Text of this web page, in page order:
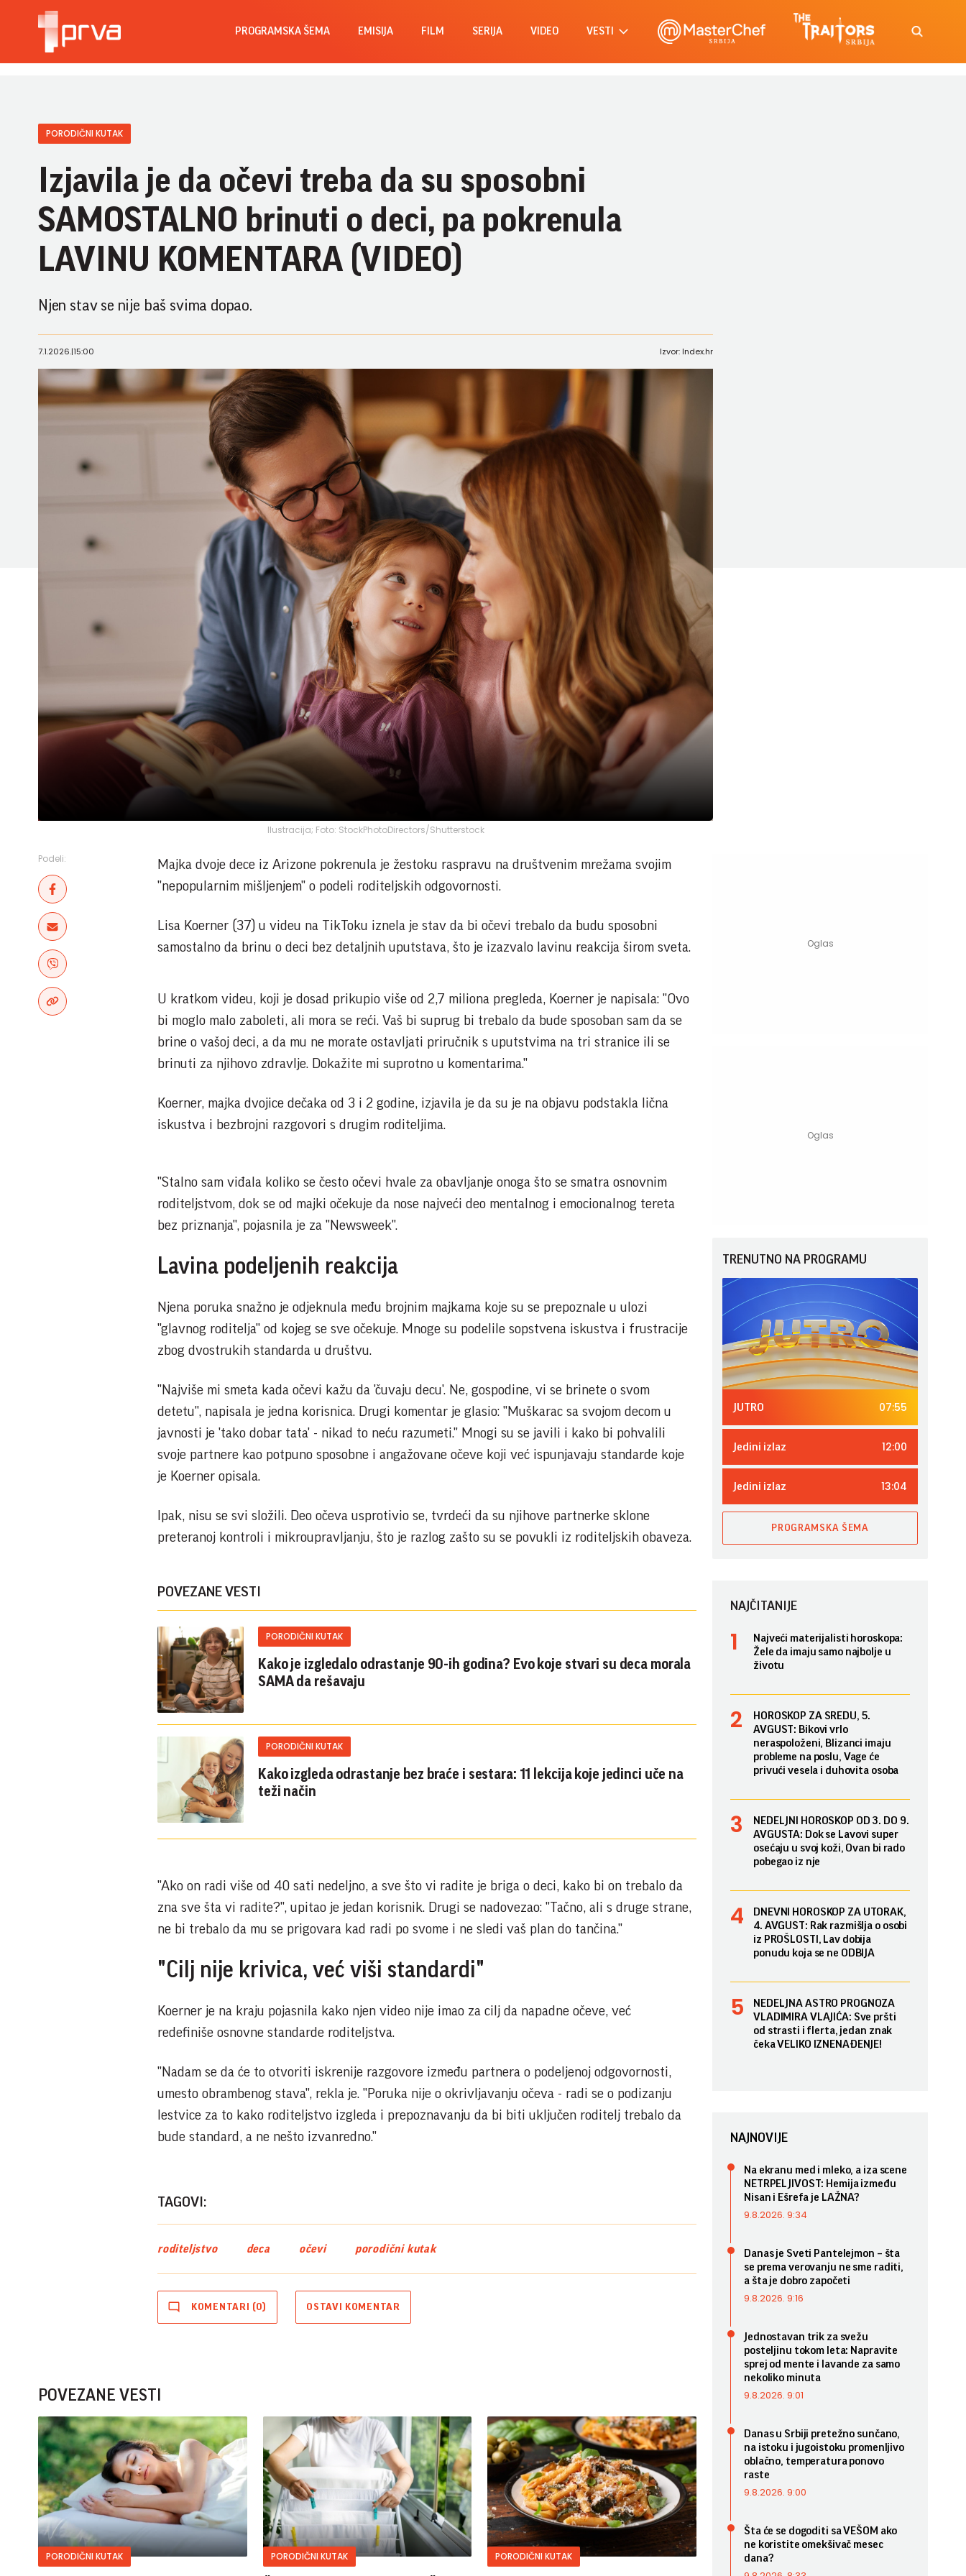
PROGRAMSKA ŠEMA EMISIJA FILM SERIJA VIDEO VESTI
PORODIČNI KUTAK
Izjavila je da očevi treba da su sposobni
SAMOSTALNO brinuti o deci, pa pokrenula
LAVINU KOMENTARA (VIDEO)
Njen stav se nije baš svima dopao.
Ilustracija; Foto: StockPhotoDirectors/Shutterstock
7.1.2026.|15:00 Izvor: Index.hr
Podeli:
Majka dvoje dece iz Arizone pokrenula je žestoku raspravu na društvenim mrežama svojim
"nepopularnim mišljenjem" o podeli roditeljskih odgovornosti.
Lisa Koerner (37) u videu na TikToku iznela je stav da bi očevi trebalo da budu sposobni
samostalno da brinu o deci bez detaljnih uputstava, što je izazvalo lavinu reakcija širom sveta.
U kratkom videu, koji je dosad prikupio više od 2,7 miliona pregleda, Koerner je napisala: "Ovo
bi moglo malo zaboleti, ali mora se reći. Vaš bi suprug bi trebalo da bude sposoban sam da se
brine o vašoj deci, a da mu ne morate ostavljati priručnik s uputstvima na tri stranice ili se
brinuti za njihovo zdravlje. Dokažite mi suprotno u komentarima."
Koerner, majka dvojice dečaka od 3 i 2 godine, izjavila je da su je na objavu podstakla lična
iskustva i bezbrojni razgovori s drugim roditeljima.
"Stalno sam viđala koliko se često očevi hvale za obavljanje onoga što se smatra osnovnim
roditeljstvom, dok se od majki očekuje da nose najveći deo mentalnog i emocionalnog tereta
bez priznanja", pojasnila je za "Newsweek".
Lavina podeljenih reakcija
Njena poruka snažno je odjeknula među brojnim majkama koje su se prepoznale u ulozi
"glavnog roditelja" od kojeg se sve očekuje. Mnoge su podelile sopstvena iskustva i frustracije
zbog dvostrukih standarda u društvu.
"Najviše mi smeta kada očevi kažu da 'čuvaju decu'. Ne, gospodine, vi se brinete o svom
detetu", napisala je jedna korisnica. Drugi komentar je glasio: "Muškarac sa svojom decom u
javnosti je 'tako dobar tata' - nikad to neću razumeti." Mnogi su se javili i kako bi pohvalili
svoje partnere kao potpuno sposobne i angažovane očeve koji već ispunjavaju standarde koje
je Koerner opisala.
Ipak, nisu se svi složili. Deo očeva usprotivio se, tvrdeći da su njihove partnerke sklone
preteranoj kontroli i mikroupravljanju, što je razlog zašto su se povukli iz roditeljskih obaveza.
POVEZANE VESTI
PORODIČNI KUTAK
Kako je izgledalo odrastanje 90-ih godina? Evo koje stvari su deca morala
SAMA da rešavaju
PORODIČNI KUTAK
Kako izgleda odrastanje bez braće i sestara: 11 lekcija koje jedinci uče na
teži način
"Ako on radi više od 40 sati nedeljno, a sve što vi radite je briga o deci, kako bi on trebalo da
zna sve šta vi radite?", upitao je jedan korisnik. Drugi se nadovezao: "Tačno, ali s druge strane,
ne bi trebalo da mu se prigovara kad radi po svome i ne sledi vaš plan do tančina."
"Cilj nije krivica, već viši standardi"
Koerner je na kraju pojasnila kako njen video nije imao za cilj da napadne očeve, već
redefiniše osnovne standarde roditeljstva.
"Nadam se da će to otvoriti iskrenije razgovore između partnera o podeljenoj odgovornosti,
umesto obrambenog stava", rekla je. "Poruka nije o okrivljavanju očeva - radi se o podizanju
lestvice za to kako roditeljstvo izgleda i prepoznavanju da bi biti uključen roditelj trebalo da
bude standard, a ne nešto izvanredno."
TAGOVI:
roditeljstvo deca očevi porodični kutak
KOMENTARI (0) OSTAVI KOMENTAR
POVEZANE VESTI
PORODIČNI KUTAK PORODIČNI KUTAK PORODIČNI KUTAK
TRENUTNO NA PROGRAMU
JUTRO 07:55
Jedini izlaz 12:00
Jedini izlaz 13:04
PROGRAMSKA ŠEMA
NAJČITANIJE
Najveći materijalisti horoskopa:
Žele da imaju samo najbolje u
životu
HOROSKOP ZA SREDU, 5.
AVGUST: Bikovi vrlo
neraspoloženi, Blizanci imaju
probleme na poslu, Vage će
privući vesela i duhovita osoba
NEDELJNI HOROSKOP OD 3. DO 9.
AVGUSTA: Dok se Lavovi super
osećaju u svoj koži, Ovan bi rado
pobegao iz nje
DNEVNI HOROSKOP ZA UTORAK,
4. AVGUST: Rak razmišlja o osobi
iz PROŠLOSTI, Lav dobija
ponudu koja se ne ODBIJA
NEDELJNA ASTRO PROGNOZA
VLADIMIRA VLAJIĆA: Sve pršti
od strasti i flerta, jedan znak
čeka VELIKO IZNENAĐENJE!
NAJNOVIJE
Na ekranu med i mleko, a iza scene
NETRPELJIVOST: Hemija između
Nisan i Ešrefa je LAŽNA?
9.8.2026. 9:34
Danas je Sveti Pantelejmon – šta
se prema verovanju ne sme raditi,
a šta je dobro započeti
9.8.2026. 9:16
Jednostavan trik za svežu
posteljinu tokom leta: Napravite
sprej od mente i lavande za samo
nekoliko minuta
9.8.2026. 9:01
Danas u Srbiji pretežno sunčano,
na istoku i jugoistoku promenljivo
oblačno, temperatura ponovo
raste
9.8.2026. 9:00
Šta će se dogoditi sa VEŠOM ako
ne koristite omekšivač mesec
dana?